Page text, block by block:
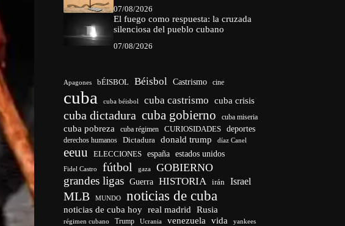
07/08/2026
El fuego como respuesta: la cruzada
silenciosa del pueblo cubano
07/08/2026
Apagones bÉISBOL Béisbol Castrismo cine
cuba cuba béisbol cuba castrismo cuba crisis
cuba dictadura cuba gobierno cuba miseria
cuba pobreza cuba régimen CURIOSIDADES deportes
derechos humanos Dictadura donald trump díaz Canel
eeuu ELECCIONES españa estados unidos
Fidel Castro fútbol gaza GOBIERNO
grandes ligas Guerra HISTORIA irán Israel
MLB MUNDO noticias de cuba
noticias de cuba hoy real madrid Rusia
régimen cubano Trump Ucrania venezuela vida yankees